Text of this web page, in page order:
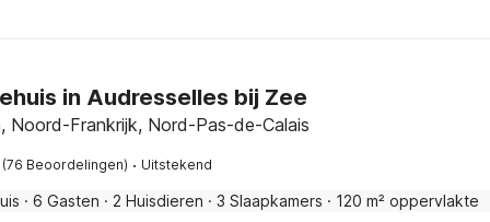
in Audresselles bij Zee
Noord-Frankrijk, Nord-Pas-de-Calais
(76 Beoordelingen) · Uitstekend
· 6 Gasten · 2 Huisdieren · 3 Slaapkamers · 120 m² oppervlakte